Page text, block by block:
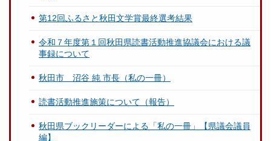
第12回ふるさと秋田文学賞最終選考結果
令和７年度第１回秋田県読書活動推進協議会における議
事録について
秋田市 沼谷 純 市長（私の一冊）
読書活動推進施策について（報告）
秋田県ブックリーダーによる「私の一冊」【県議会議員
編】